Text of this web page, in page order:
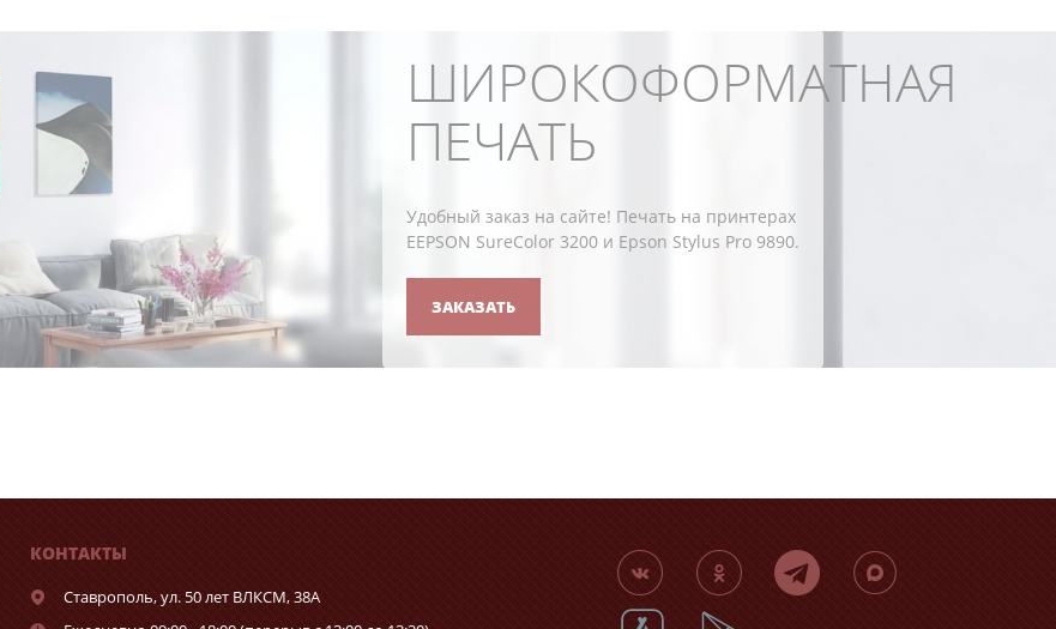
ШИРОКОФОРМАТНАЯ
ПЕЧАТЬ
Удобный заказ на сайте! Печать на принтерах
EEPSON SureColor 3200 и Epson Stylus Pro 9890.
ЗАКАЗАТЬ
КОНТАКТЫ
Ставрополь,ул. 50 лет ВЛКСМ, 38А